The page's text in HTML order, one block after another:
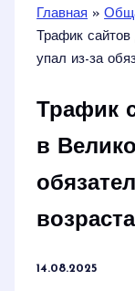
Главная
Трафик
упал из-за
Трафик
в
возраста
14.08.2025